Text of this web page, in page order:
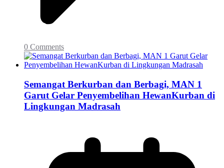
0 Comments
Semangat Berkurban dan Berbagi, MAN 1
Garut Gelar Penyembelihan HewanKurban di
Lingkungan Madrasah